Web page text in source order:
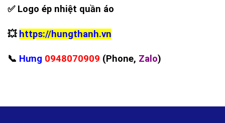
✅ Logo ép nhiệt quần áo
💥https://hungthanh.vn
📞 Hưng 0948070909 (Phone, Zalo)